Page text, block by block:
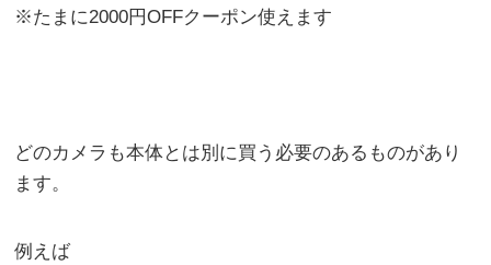
※たまに2000円OFFクーポン使えます
どのカメラも本体とは別に買う必要のあるものがあり
ます。
例えば